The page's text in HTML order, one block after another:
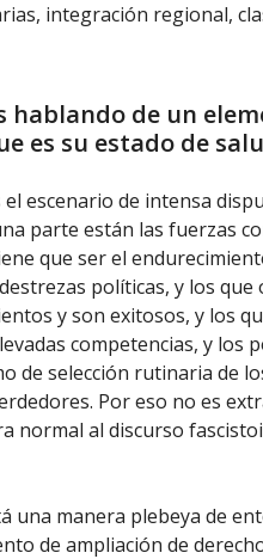
integración regional,
hablando de un
es su estado de
el escenario de intensa
parte están las fuerzas
que ser el
políticas, y los
y son exitosos, y los
competencias, y los
de selección rutinaria de
Por eso no es
normal al discurso
una manera plebeya de
de ampliación de